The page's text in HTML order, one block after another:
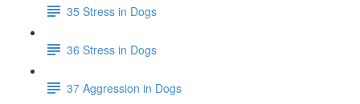
35 Stress in Dogs
36 Stress in Dogs
37 Aggression in Dogs